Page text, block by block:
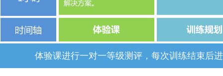
体验课进行一对一等级测评，每次训练结束后